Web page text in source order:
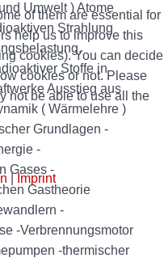
Umwelt ) Atome
Strahlung
Stoffe in
Ausstieg aus
( Wärmelehre )
Grundlagen -
-
Gases -
Gastheorie
-
-Verbrennungsmotor
-thermischer
of them are essential for
help us to improve this
cookies). You can decide
cookies or not. Please
not be able to use all the
|Imprint